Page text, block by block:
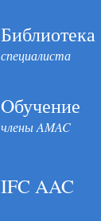
Библиотека
специалиста
Oбучение
члены AMAC
IFC AAC